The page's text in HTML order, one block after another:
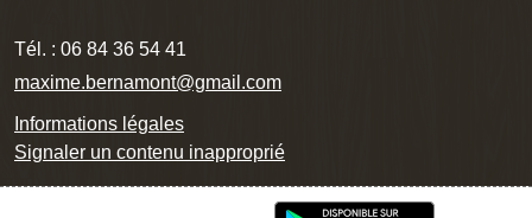
Tél. : 06 84 36 54 41
maxime.bernamont@gmail.com
Informations légales
Signaler un contenu inapproprié